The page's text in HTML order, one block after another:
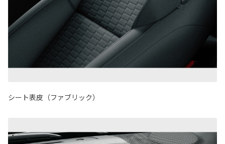
シート表皮（ファブリック）